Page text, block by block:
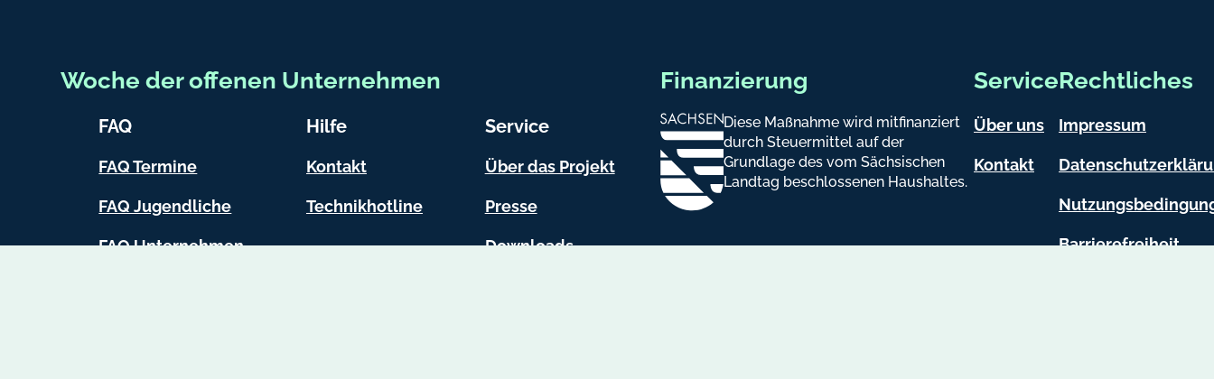
Woche der offenen Unternehmen
FAQ
FAQ Termine
FAQ Jugendliche
FAQ Unternehmen
Hilfe
Kontakt
Technikhotline
Service
Über das Projekt
Presse
Downloads
Finanzierung
Diese Maßnahme wird mitfinanziert
durch Steuermittel auf der
Grundlage des vom Sächsischen
Landtag beschlossenen Haushaltes.
Service
Über uns
Kontakt
Rechtliches
Impressum
Barrierefreiheit